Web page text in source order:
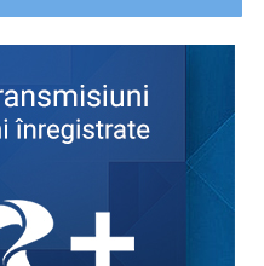
– a patra cea mai votată